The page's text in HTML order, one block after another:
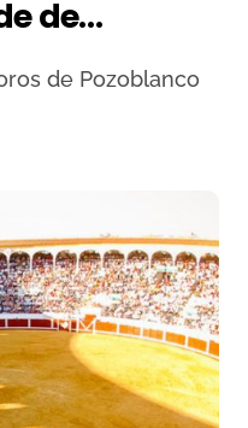
de
en Las
de Pozoblanco